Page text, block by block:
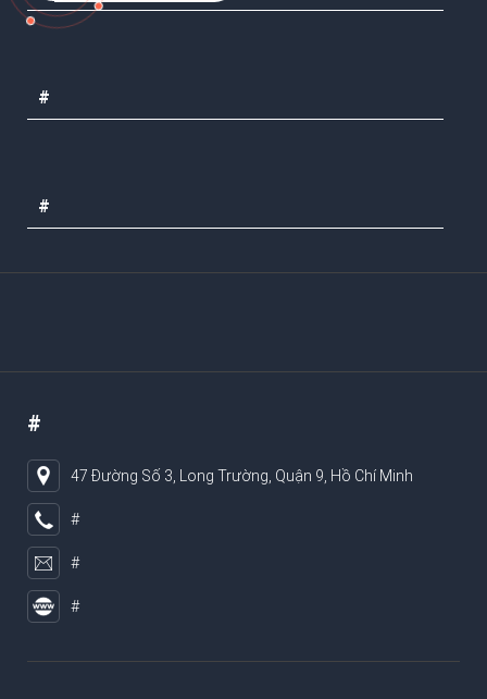
#
#
#
47 Đường Số 3, Long Trường, Quận 9, Hồ Chí Minh
#
#
#